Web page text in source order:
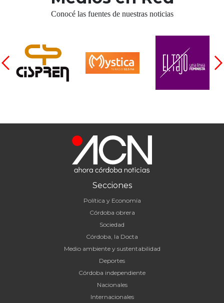
Conocé las fuentes de nuestras noticias
Secciones
Política y Economía
Córdoba obrera
Sociedad
Córdoba, la Docta
Medio ambiente y sustentabilidad
Deportes
Córdoba independiente
Nacionales
Internacionales